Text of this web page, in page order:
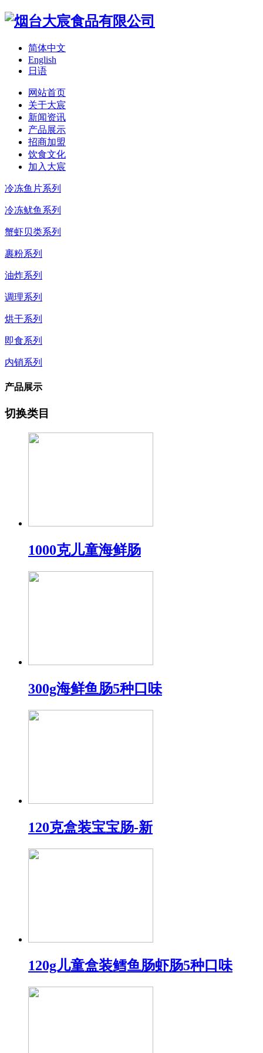
简体中文
English
日语
网站首页
关于大宸
新闻资讯
产品展示
招商加盟
饮食文化
加入大宸
冷冻鱼片系列
冷冻鱿鱼系列
蟹虾贝类系列
裹粉系列
油炸系列
调理系列
烘干系列
即食系列
内销系列
产品展示
切换类目
1000克儿童海鲜肠
300g海鲜鱼肠5种口味
120克盒装宝宝肠-新
120g儿童盒装鳕鱼肠虾肠5种口味